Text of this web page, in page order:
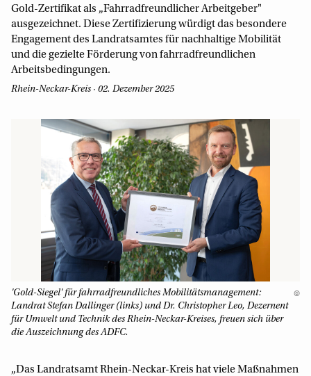
Gold-Zertifikat als „Fahrradfreundlicher Arbeitgeber"
ausgezeichnet. Diese Zertifizierung würdigt das besondere
Engagement des Landratsamtes für nachhaltige Mobilität
und die gezielte Förderung von fahrradfreundlichen
Arbeitsbedingungen.
Rhein-Neckar-Kreis · 02. Dezember 2025
'Gold-Siegel' für fahrradfreundliches Mobilitätsmanagement:
Landrat Stefan Dallinger (links) und Dr. Christopher Leo, Dezernent
für Umwelt und Technik des Rhein-Neckar-Kreises, freuen sich über
die Auszeichnung des ADFC.
©
„Das Landratsamt Rhein-Neckar-Kreis hat viele Maßnahmen